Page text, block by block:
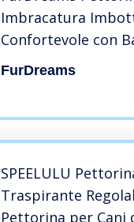
Imbracatura
Confortevole con
Riflettenti, Non
FurDreams
SPEELULU
Traspirante
Pettorina per Cani